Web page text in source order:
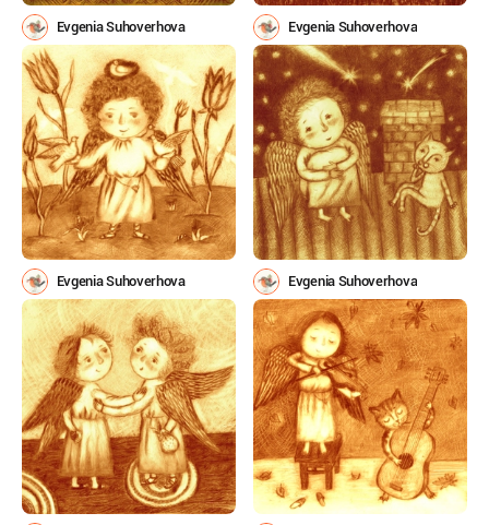
Evgenia Suhoverhova Evgenia Suhoverhova
Evgenia Suhoverhova Evgenia Suhoverhova